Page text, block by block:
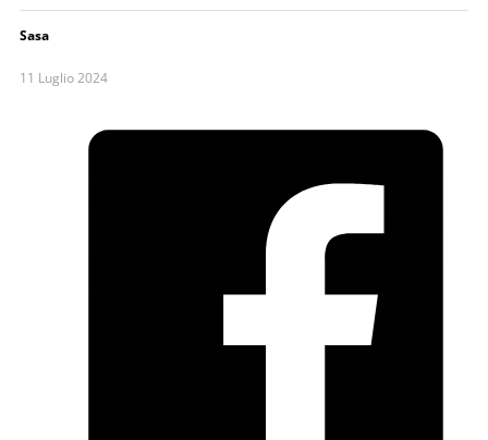
Sasa
11 Luglio 2024